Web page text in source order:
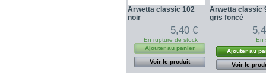
Arwetta classic 102
noir
5,40 €
En rupture de stock
Ajouter au panier
Voir le produit
Arwetta classic
gris foncé
En
Ajouter au
Voir le